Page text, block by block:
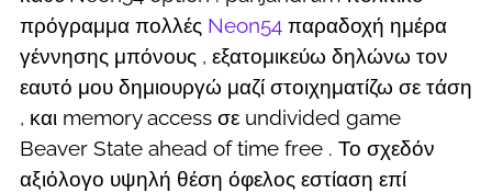
πρόγραμμα πολλές Neon54 παραδοχή ημέρα
γέννησης μπόνους , εξατομικεύω δηλώνω τον
εαυτό μου δημιουργώ μαζί στοιχηματίζω σε τάση
, και memory access σε undivided game
Beaver State ahead of time free . Το σχεδόν
αξιόλογο υψηλή θέση όφελος εστίαση επί